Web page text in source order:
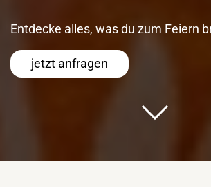
Entdecke alles, was du zum Feiern
jetzt anfragen